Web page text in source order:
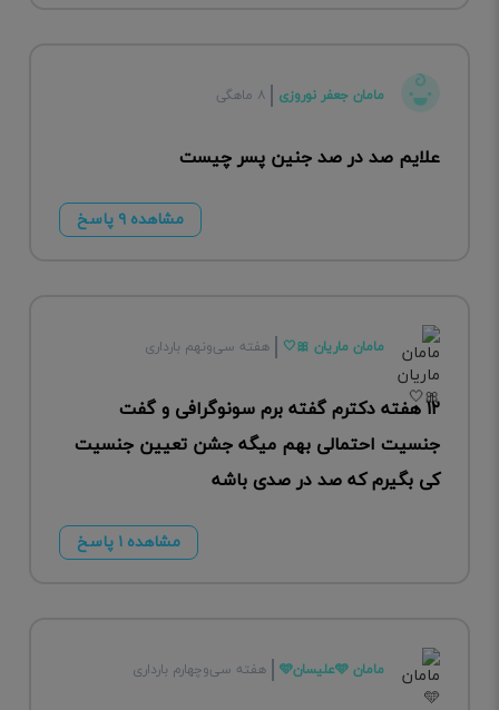
مامان جعفر نوروزی ۸ ماهگی
علایم صد در صد جنین پسر چیست
مشاهده ۹ پاسخ
مامان ماریان 🎀🤍 هفته سی‌ونهم بارداری
۱۲ هفته دکترم گفته برم سونوگرافی و گفت
جنسیت احتمالی بهم میگه جشن تعیین جنسیت
کی بگیرم که صد در صدی باشه
مشاهده ۱ پاسخ
مامان 🩵علیسان🩵 هفته سی‌وچهارم بارداری